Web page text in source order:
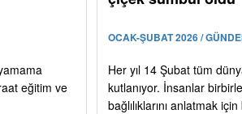
eğitim ve
OCAK-ŞUBAT 2026 /
Her yıl 14 Şubat tüm
kutlanıyor. İnsanlar
bağlılıklarını anlatmak